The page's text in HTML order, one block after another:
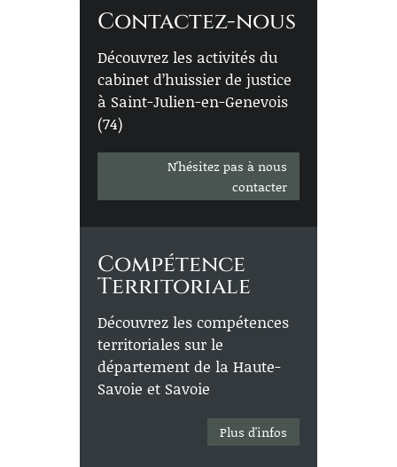
Contactez-nous
Découvrez les activités du
cabinet d’huissier de justice
à Saint-Julien-en-Genevois
(74)
N'hésitez pas à nous
contacter
Compétence
Territoriale
Découvrez les compétences
territoriales sur le
département de la Haute-
Savoie et Savoie
Plus d'infos